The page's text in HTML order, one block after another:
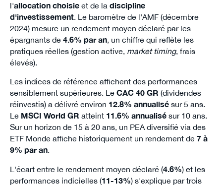
l'allocation choisieet de la discipline
d'investissement. Le baromètre de l'AMF (décembre
2024) mesure un rendement moyen déclaré par les
épargnants de 4.6% par an, un chiffre qui reflète les
pratiques réelles (gestion active, market timing, frais
élevés).
Les indices de référence affichent des performances
sensiblement supérieures. Le CAC 40 GR (dividendes
réinvestis) a délivré environ 12.8% annualisésur 5 ans.
Le MSCI World GR atteint 11.6% annualisésur 10 ans.
Sur un horizon de 15 à 20 ans, un PEA diversifié via des
ETF Monde affiche historiquement un rendement de 7 à
9% par an.
L'écart entre le rendement moyen déclaré (4.6%) et les
performances indicielles (11-13%) s'explique par trois